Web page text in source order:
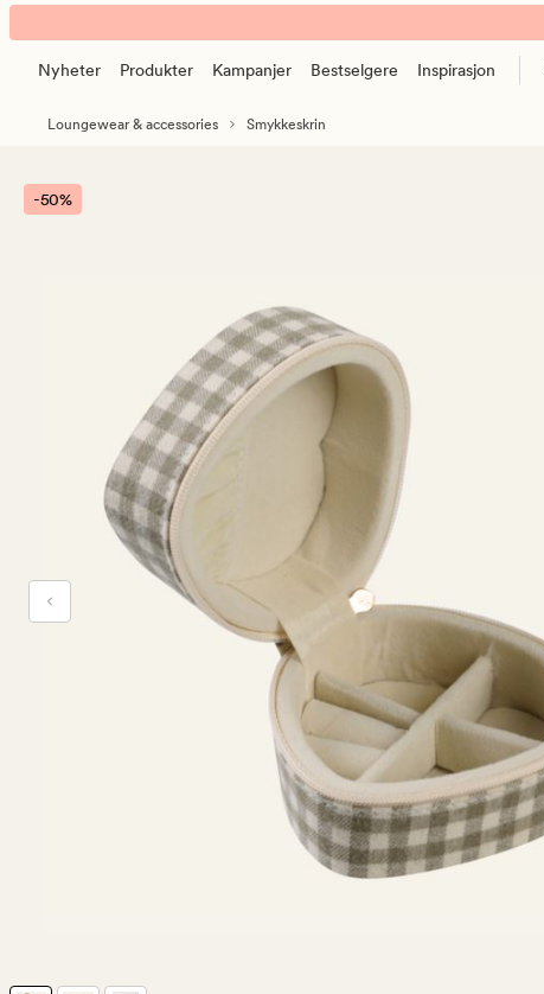
Heart
smykkeskrin
olivengrønn
banner.
Klikk
pause.
Nyheter Produkter Kampanjer Bestselgere Inspirasjon
Loungewear & accessories Smykkeskrin
-50%